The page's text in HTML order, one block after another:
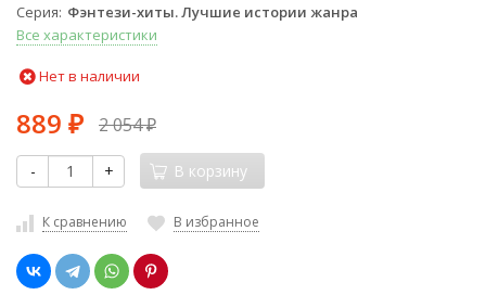
Серия Фэнтези-хиты. Лучшие истории жанра
Все характеристики
Нет в наличии
889 ₽ 2 054₽
- + В корзину
К сравнению В избранное